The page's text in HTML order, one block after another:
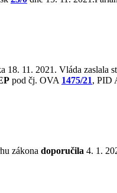
18. 11. 2021. Vláda zaslala
pod čj. OVA 1475/21, PID
zákona doporučila 4. 1.